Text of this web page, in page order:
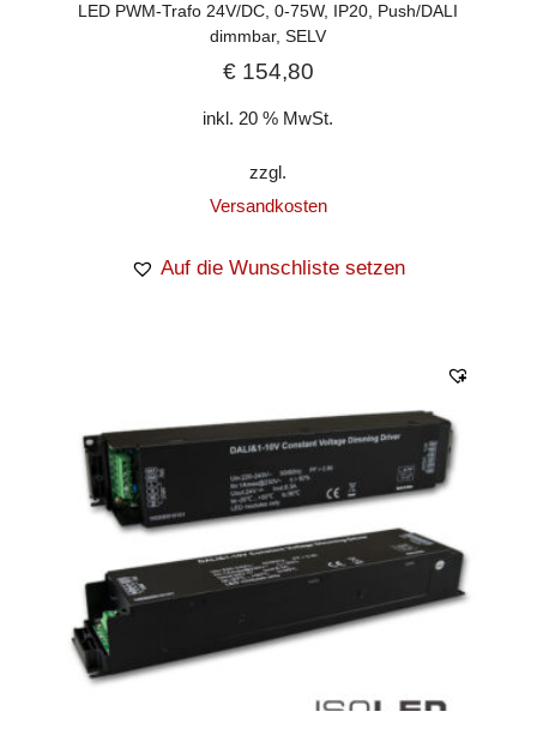
LED PWM-Trafo 24V/DC, 0-75W, IP20, Push/DALI
dimmbar, SELV
€154,80
inkl. 20 % MwSt.
zzgl.
Versandkosten
Auf die Wunschliste setzen